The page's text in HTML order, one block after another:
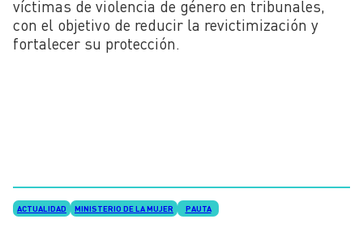
víctimas de violencia de género en tribunales,
con el objetivo de reducir la revictimización y
fortalecer su protección.
ACTUALIDAD MINISTERIO DE LA MUJER PAUTA